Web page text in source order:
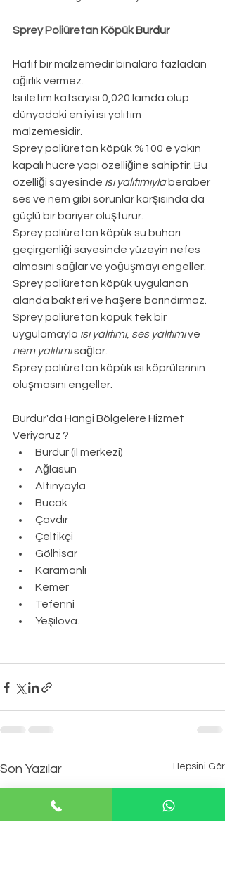
Sprey Poliüretan Köpük Burdur
Hafif bir malzemedir binalara fazladan
ağırlık vermez.
Isı iletim katsayısı 0,020 lamda olup
dünyadaki en iyi ısı yalıtım
malzemesidir.
Sprey poliüretan köpük %100 e yakın
kapalı hücre yapı özelliğine sahiptir. Bu
özelliği sayesinde ısı yalıtımıyla beraber
ses ve nem gibi sorunlar karşısında da
güçlü bir bariyer oluşturur.
Sprey poliüretan köpük su buharı
geçirgenliği sayesinde yüzeyin nefes
almasını sağlar ve yoğuşmayı engeller.
Sprey poliüretan köpük uygulanan
alanda bakteri ve haşere barındırmaz.
Sprey poliüretan köpük tek bir
uygulamayla ısı yalıtımı, ses yalıtımı ve
nem yalıtımı sağlar.
Sprey poliüretan köpük ısı köprülerinin
oluşmasını engeller.
Burdur'da Hangi Bölgelere Hizmet
Veriyoruz ?
Burdur (il merkezi)
Ağlasun
Altınyayla
Bucak
Çavdır
Çeltikçi
Gölhisar
Karamanlı
Kemer
Tefenni
Yeşilova.
Son Yazılar Hepsini Gör